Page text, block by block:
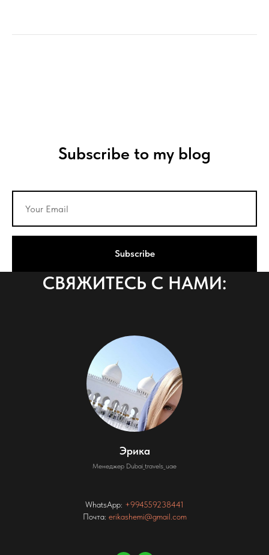
Subscribe to my blog
Subscribe
СВЯЖИТЕСЬ С НАМИ:
Эрика
Менеджер Dubai_travels_uae
WhatsApp: +994559238441
Почта: erikashemi@gmail.com